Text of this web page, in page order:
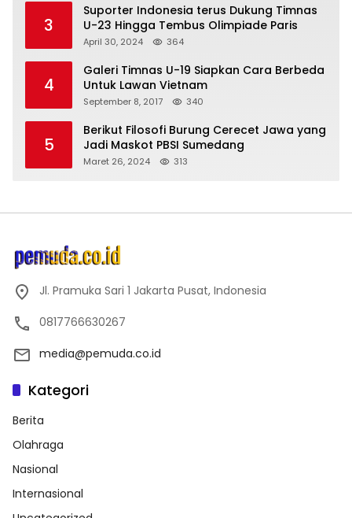
3
Suporter Indonesia terus Dukung Timnas
U-23 Hingga Tembus Olimpiade Paris
April 30, 2024 364
4
Galeri Timnas U-19 Siapkan Cara Berbeda
Untuk Lawan Vietnam
September 8, 2017 340
5
Berikut Filosofi Burung Cerecet Jawa yang
Jadi Maskot PBSI Sumedang
Maret 26, 2024 313
Jl. Pramuka Sari 1 Jakarta Pusat, Indonesia
0817766630267
media@pemuda.co.id
Kategori
Berita
Olahraga
Nasional
Internasional